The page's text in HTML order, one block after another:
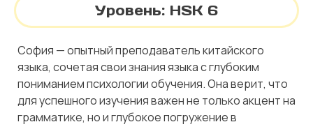
Уровень: HSK 6
София — опытный преподаватель китайского
языка, сочетая свои знания языка с глубоким
пониманием психологии обучения. Она верит, что
для успешного изучения важен не только акцент на
грамматике, но и глубокое погружение в